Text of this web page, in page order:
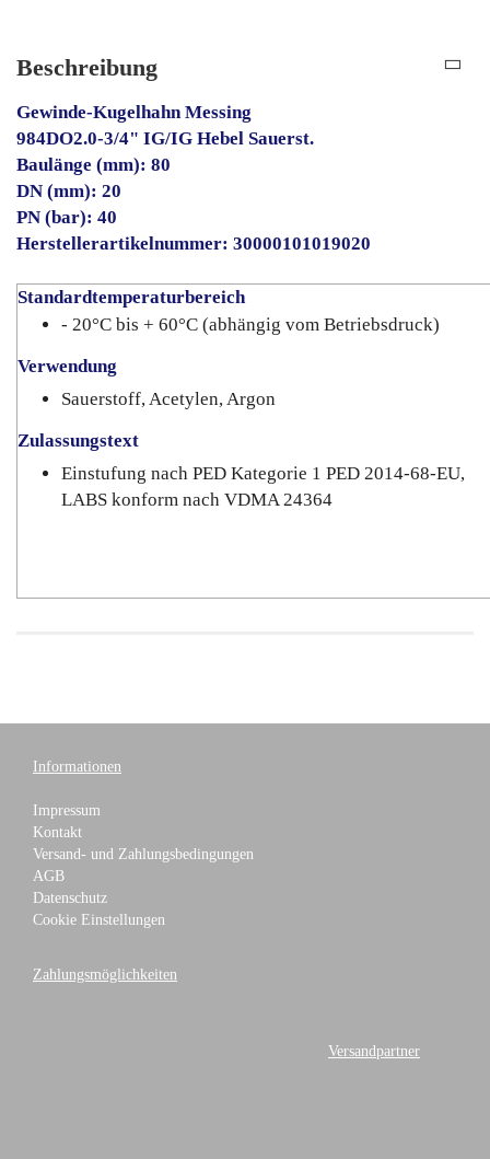
Beschreibung
Gewinde-Kugelhahn Messing
984DO2.0-3/4" IG/IG Hebel Sauerst.
Baulänge (mm): 80
DN (mm): 20
PN (bar): 40
Herstellerartikelnummer: 30000101019020
Standardtemperaturbereich
- 20°C bis + 60°C (abhängig vom Betriebsdruck)
Verwendung
Sauerstoff, Acetylen, Argon
Zulassungstext
Einstufung nach PED Kategorie 1 PED 2014-68-EU,
LABS konform nach VDMA 24364
Informationen
Impressum
Kontakt
Versand- und Zahlungsbedingungen
AGB
Datenschutz
Cookie Einstellungen
Zahlungsmöglichkeiten
Versandpartner